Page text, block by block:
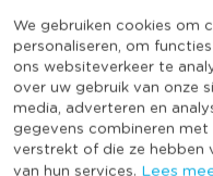
We gebruiken cookies om
personaliseren, om
ons websiteverkeer te
over uw gebruik van onze
media, adverteren en
gegevens combineren
verstrekt of die ze hebben
van hun services. Lees
Heb jij Spaas maxi-
12 stuks - 10